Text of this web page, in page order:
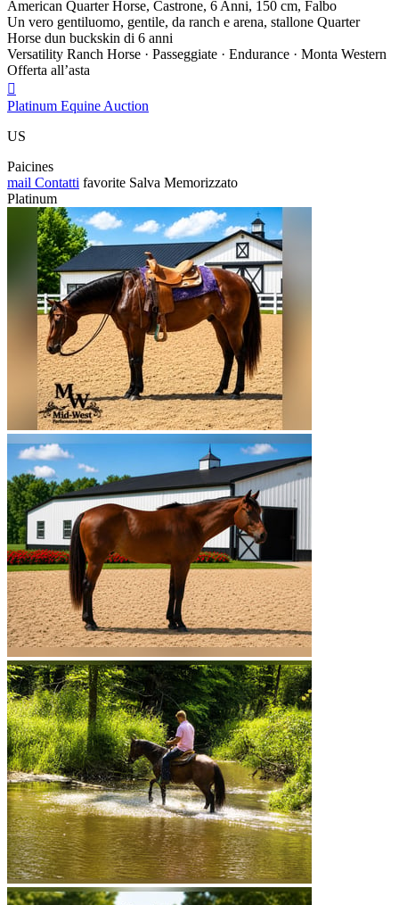
American Quarter Horse, Castrone, 6 Anni, 150 cm, Falbo
Un vero gentiluomo, gentile, da ranch e arena, stallone Quarter
Horse dun buckskin di 6 anni
Versatility Ranch Horse · Passeggiate · Endurance · Monta Western
Offerta all’asta

Platinum Equine Auction
US
Paicines
mail Contatti favorite Salva Memorizzato
Platinum